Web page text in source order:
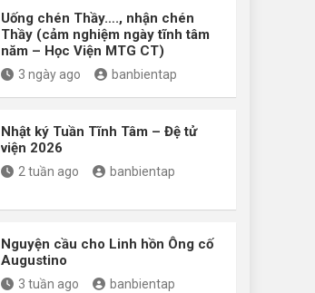
Uống chén Thầy…., nhận chén
Thầy (cảm nghiệm ngày tĩnh tâm
năm – Học Viện MTG CT)
3 ngày ago banbientap
Nhật ký Tuần Tĩnh Tâm – Đệ tử
viện 2026
2 tuần ago banbientap
Nguyện cầu cho Linh hồn Ông cố
Augustino
3 tuần ago banbientap